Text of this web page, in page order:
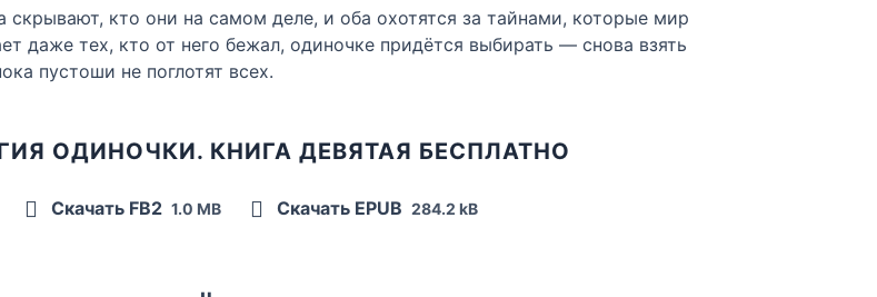
скрывают, кто они на самом деле, и оба охотятся за тайнами, которые мир
даже тех, кто от него бежал, одиночке придётся выбирать — снова взять
пустоши не поглотят всех.
ОДИНОЧКИ. КНИГА ДЕВЯТАЯ БЕСПЛАТНО
Скачать FB2 1.0 MB Скачать EPUB 284.2 kB